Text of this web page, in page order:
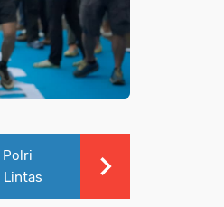
Polri
Lintas